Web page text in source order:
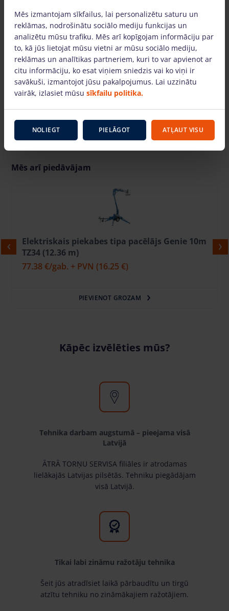
SKATĪTIES VIDEO
Mēs arī piedāvājam
Elektriskais piekabes tipa pacēlājs Genie 10m
TZ34 (12.36 m)
77.38 €/gab. + PVN (16.25 €)
PIEVIENOT GROZAM
Kāpēc izvēlēties mūs?
Tehnika darbam augstumā – pieejama visā
Latvijā
ĀTRĀ TORŅU SERVISA filiāles ir atrodamas
lielākajās Latvijas pilsētās. Tehniku piegādājam
visā Latvijā.
Tikai labi zināmu ražotāju tehnika
Šeit jūs atradīsiet laikā pārbaudītu un tirgū
atzītu tehniku no zināmākajiem ražotājiem.
Mēs izmantojam sīkfailus, lai personalizētu saturu un
reklāmas, nodrošinātu sociālo mediju funkcijas un
analizētu mūsu trafiku. Mēs arī kopīgojam informāciju par
to, kā jūs lietojat mūsu vietni ar mūsu sociālo mediju,
reklāmas un analītikas partneriem, kuri to var apvienot ar
citu informāciju, ko esat viņiem sniedzis vai ko viņi ir
savākuši, izmantojot jūsu pakalpojumus. Lai uzzinātu
vairāk, izlasiet mūsu sīkfailu politika.
NOLIEGT PIELĀGOT ATĻAUT VISU